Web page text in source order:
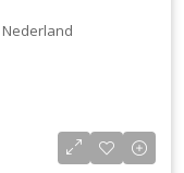
Nederland